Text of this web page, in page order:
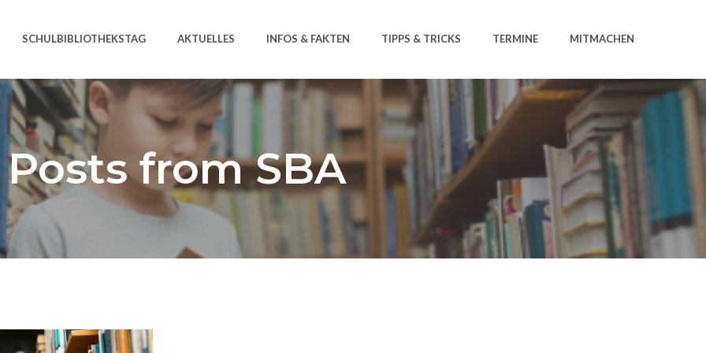
SCHULBIBLIOTHEKSTAG AKTUELLES INFOS & FAKTEN TIPPS & TRICKS TERMINE MITMACHEN
Posts from SBA